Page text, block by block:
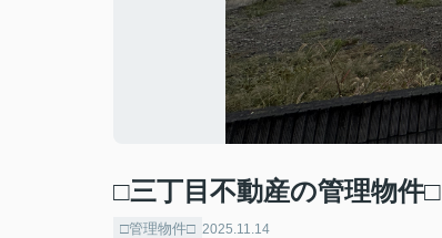
□三丁目不動産の管理物件□
□管理物件□ 2025.11.14